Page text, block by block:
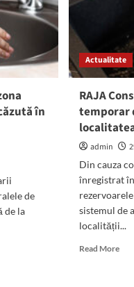
la
de
în
de
de la
Actualitate
RAJA
temporar
admin
Din cauza
înregistrat
sistemul de
localității...
Read MoreRead